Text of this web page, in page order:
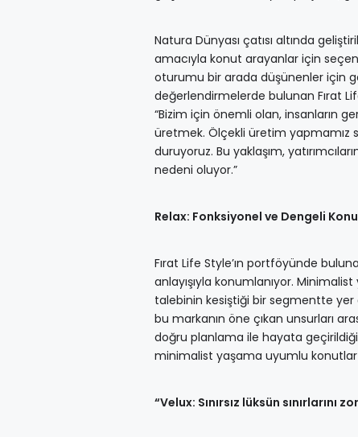
Natura Dünyası çatısı altında
amacıyla konut arayanlar için
oturumu bir arada düşünenler için
değerlendirmelerde bulunan Fırat
“Bizim için önemli olan, insanların
üretmek. Ölçekli üretim yapmamız
duruyoruz. Bu yaklaşım,
nedeni oluyor.”
Relax: Fonksiyonel ve Dengeli
Fırat Life Style’ın portföyünde
anlayışıyla konumlanıyor.
talebinin kesiştiği bir segmentte yer
bu markanın öne çıkan unsurları
doğru planlama ile hayata
minimalist yaşama uyumlu konutlar
“Velux: Sınırsız lüksün sınırlarını